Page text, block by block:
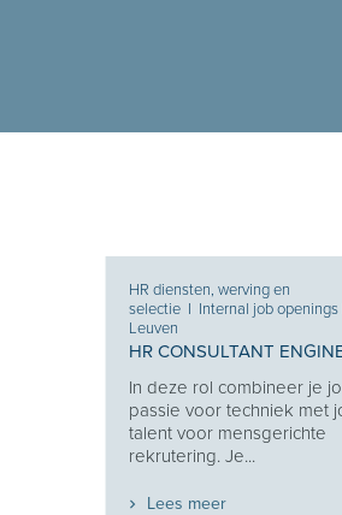
HR diensten, werving en
selectie I Internal job openings
Leuven
HR CONSULTANT
In deze rol combineer je
passie voor techniek met
talent voor mensgerichte
rekrutering. Je...
Lees meer